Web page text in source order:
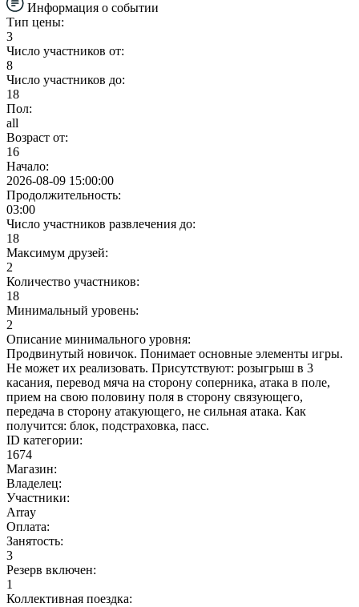
Информация о событии
Тип цены:
3
Число участников от:
8
Число участников до:
18
Пол:
all
Возраст от:
16
Начало:
2026-08-09 15:00:00
Продолжительность:
03:00
Число участников развлечения до:
18
Максимум друзей:
2
Количество участников:
18
Минимальный уровень:
2
Описание минимального уровня:
Продвинутый новичок. Понимает основные элементы игры.
Не может их реализовать. Присутствуют: розыгрыш в 3
касания, перевод мяча на сторону соперника, атака в поле,
прием на свою половину поля в сторону связующего,
передача в сторону атакующего, не сильная атака. Как
получится: блок, подстраховка, пасс.
ID категории:
1674
Магазин:
Владелец:
Участники:
Array
Оплата:
Занятость:
3
Резерв включен:
1
Коллективная поездка: